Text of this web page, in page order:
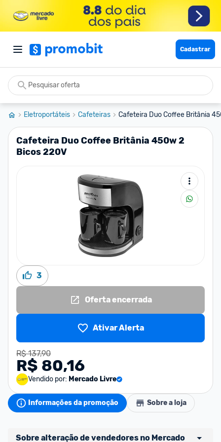
Cadastrar
Eletroportáteis Cafeteiras Cafeteira Duo Coffee Britânia
Cafeteira Duo Coffee Britânia 450w 2
Bicos 220V
3
Oferta encerrada
Ativar Alerta
R$ 137,90
R$ 80,16
Vendido por: Mercado Livre
Informações da promoção Sobre a loja
Sobre alteração de vendedores no Mercado